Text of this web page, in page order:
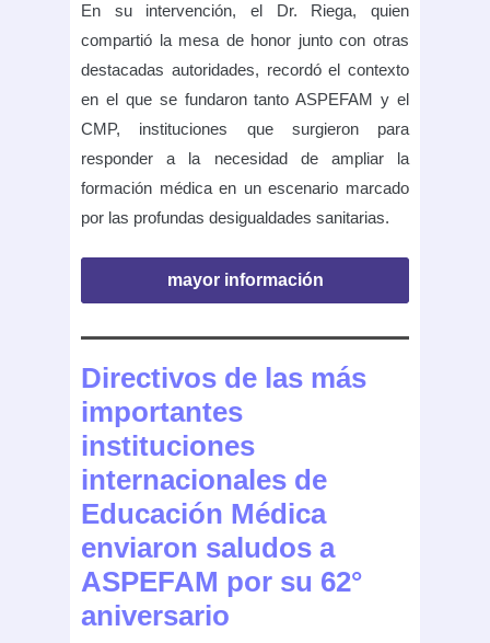
En su intervención, el Dr. Riega, quien
compartió la mesa de honor junto con otras
destacadas autoridades, recordó el contexto
en el que se fundaron tanto ASPEFAM y el
CMP, instituciones que surgieron para
responder a la necesidad de ampliar la
formación médica en un escenario marcado
por las profundas desigualdades sanitarias.
mayor información
Directivos de las más
importantes
instituciones
internacionales de
Educación Médica
enviaron saludos a
ASPEFAM por su 62°
aniversario